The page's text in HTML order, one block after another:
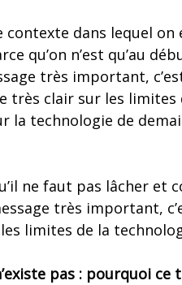
dans lequel on
qu’on n’est qu’au
très important,
très clair sur les limites
la technologie de
ne faut pas lâcher et
très important,
limites de la
pas : pourquoi